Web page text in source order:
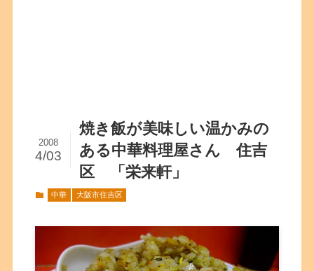
焼き飯が美味しい温かみの
ある中華料理屋さん 住吉
区 「栄来軒」
2008
4/03
中華 大阪市住吉区